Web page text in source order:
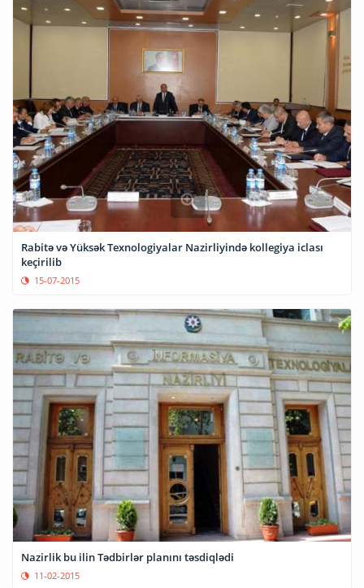
Rabitə və Yüksək Texnologiyalar Nazirliyində kollegiya iclası
keçirilib
15-07-2015
Nazirlik bu ilin Tədbirlər planını təsdiqlədi
11-02-2015